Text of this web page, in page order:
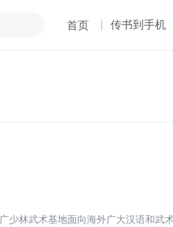
首页 传书到手机
少林武术基地面向海外广大汉语和武